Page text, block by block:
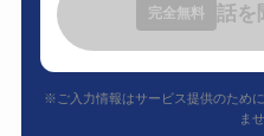
完全無料 話を
※ご入力情報はサービス提供のため
ま